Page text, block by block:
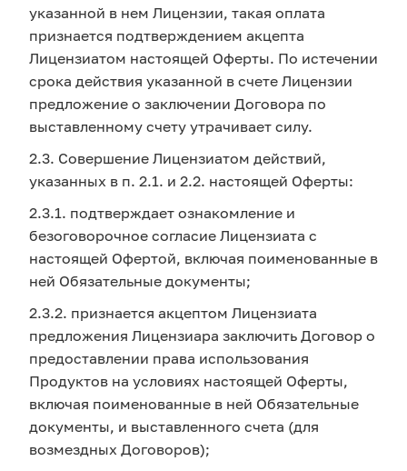
указанной в нем Лицензии, такая оплата
признается подтверждением акцепта
Лицензиатом настоящей Оферты. По истечении
срока действия указанной в счете Лицензии
предложение о заключении Договора по
выставленному счету утрачивает силу.
2.3. Совершение Лицензиатом действий,
указанных в п. 2.1. и 2.2. настоящей Оферты:
2.3.1. подтверждает ознакомление и
безоговорочное согласие Лицензиата с
настоящей Офертой, включая поименованные в
ней Обязательные документы;
2.3.2. признается акцептом Лицензиата
предложения Лицензиара заключить Договор о
предоставлении права использования
Продуктов на условиях настоящей Оферты,
включая поименованные в ней Обязательные
документы, и выставленного счета (для
возмездных Договоров);